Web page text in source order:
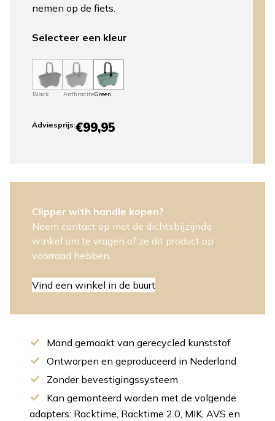
nemen op de fiets.
Selecteer een kleur
Black AnthraciteGreen
Adviesprijs:€99,95
Clipper with handle kopen?
Neem contact op met de dichtsbijzijnde
winkel om te vragen of ze dit product op
voorraad hebben.
Vind een winkel in de buurt
Mand gemaakt van gerecycled kunststof
Ontworpen en geproduceerd in Nederland
Zonder bevestigingssysteem
Kan gemonteerd worden met de volgende
adapters: Racktime, Racktime 2.0, MIK, AVS en